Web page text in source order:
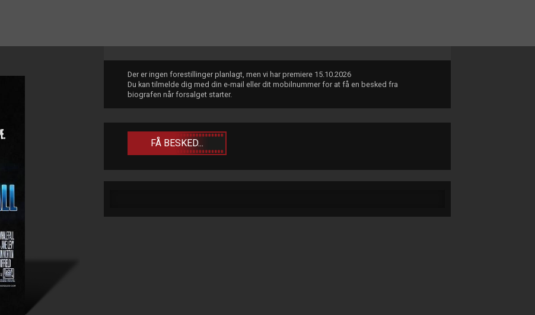
Der er ingen forestillinger planlagt, men vi har premiere 15.10.2026
Du kan tilmelde dig med din e-mail eller dit mobilnummer for at få en besked fra
biografen når forsalget starter.
FÅ BESKED...